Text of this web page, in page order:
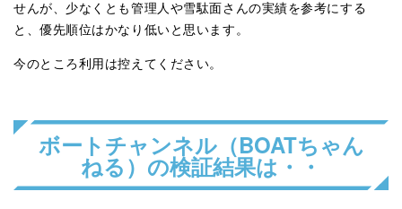
せんが、少なくとも管理人や雪駄面さんの実績を参考にする
と、優先順位はかなり低いと思います。
今のところ利用は控えてください。
ボートチャンネル（BOATちゃん
ねる）の検証結果は・・